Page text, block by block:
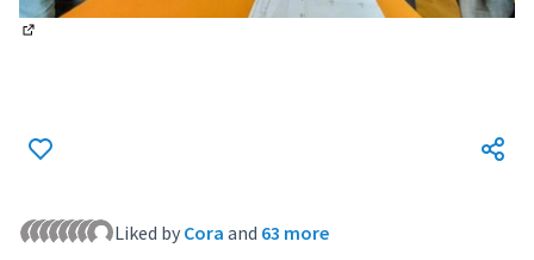
Liked by Cora and 63 more